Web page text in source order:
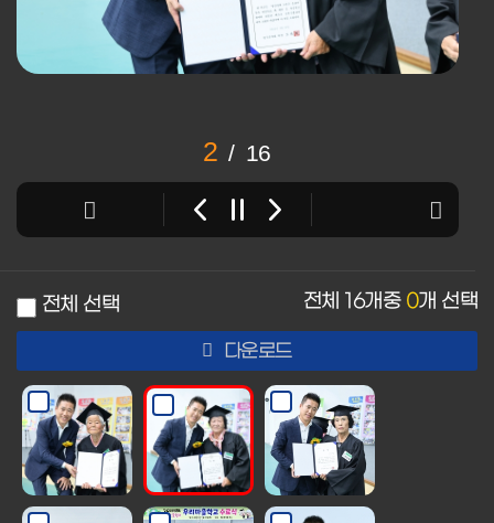
2 / 16
전체 선택 전체 16개중 0개 선택
다운로드